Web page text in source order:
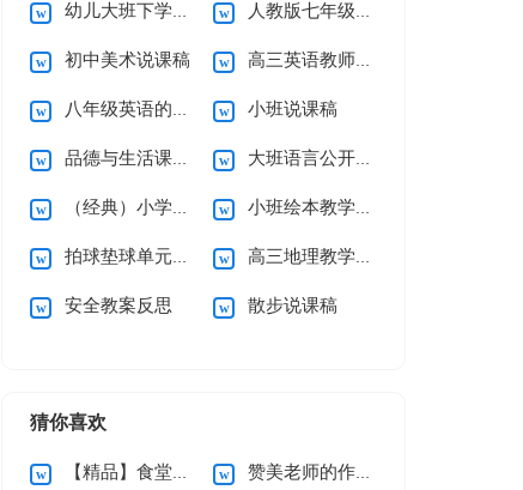
幼儿大班下学期教学计划 人教版七年级上册英语教案
初中美术说课稿 高三英语教师教学计划
八年级英语的教学总结 小班说课稿
品德与生活课程第三册教学计划 大班语言公开课教案
（经典）小学教学教案 小班绘本教学计划
拍球垫球单元教学计划 高三地理教学计划
安全教案反思 散步说课稿
猜你喜欢
【精品】食堂承包合同4篇 赞美老师的作文400字